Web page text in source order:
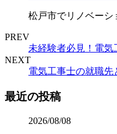
松戸市でリノベー
PREV
未経験者必見！電気
NEXT
電気工事士の就職
最近の投稿
2026/08/08